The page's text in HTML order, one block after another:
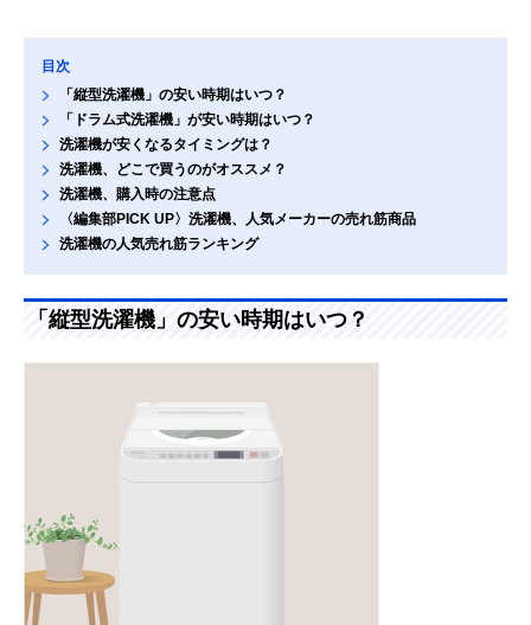
目次
「縦型洗濯機」の安い時期はいつ？
「ドラム式洗濯機」が安い時期はいつ？
洗濯機が安くなるタイミングは？
洗濯機、どこで買うのがオススメ？
洗濯機、購入時の注意点
〈編集部PICK UP〉洗濯機、人気メーカーの売れ筋商品
洗濯機の人気売れ筋ランキング
「縦型洗濯機」の安い時期はいつ？